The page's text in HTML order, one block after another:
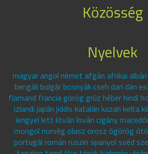
Közösség
Nyelvek
magyar angol német afgán afrikai
bengáli bolgár bosnyák cseh dari dán
flamand francia görög grúz héber hindi
izlandi japán jiddis katalán kazah kelta
lengyel lett litván lovári cigány
mongol norvég olasz orosz ógörög
portugál román ruszin spanyol svéd